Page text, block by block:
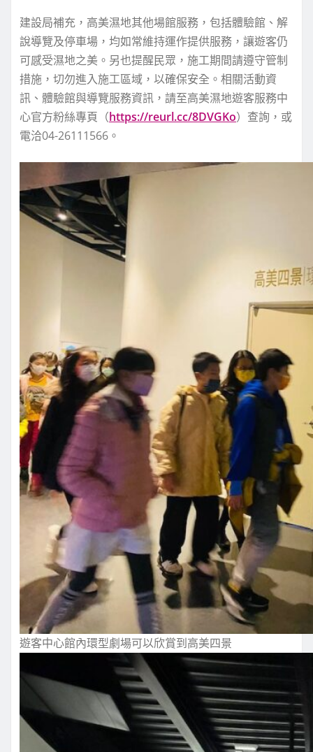
建設局補充，高美濕地其他場館服務，包括體驗館、解
說導覽及停車場，均如常維持運作提供服務，讓遊客仍
可感受濕地之美。另也提醒民眾，施工期間請遵守管制
措施，切勿進入施工區域，以確保安全。相關活動資
訊、體驗館與導覽服務資訊，請至高美濕地遊客服務中
心官方粉絲專頁（https://reurl.cc/8DVGKo）查詢，或
電洽04-26111566。
遊客中心館內環型劇場可以欣賞到高美四景